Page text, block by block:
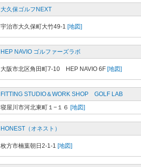
大久保ゴルフNEXT
宇治市大久保町大竹49-1 [地図]
HEP NAVIO ゴルファーズラボ
大阪市北区角田町7-10 HEP NAVIO 6F [地図]
FITTING STUDIO＆WORK SHOP GOLF LAB
寝屋川市河北東町１−１６ [地図]
HONEST（オネスト）
枚方市楠葉朝日2-1-1 [地図]